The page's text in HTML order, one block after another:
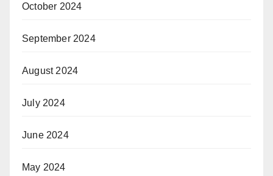
October 2024
September 2024
August 2024
July 2024
June 2024
May 2024